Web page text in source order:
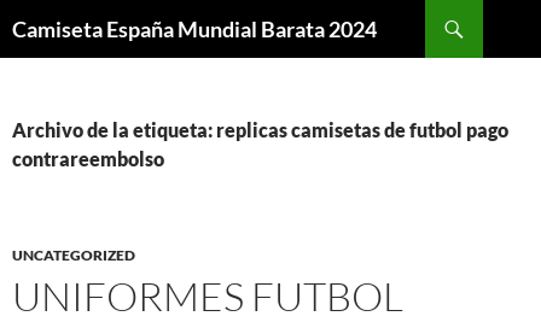
Camiseta España Mundial Barata 2024
Archivo de la etiqueta: replicas camisetas de futbol pago
contrareembolso
UNCATEGORIZED
UNIFORMES FUTBOL